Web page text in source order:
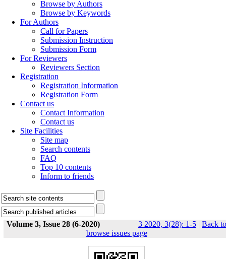
Browse by Authors
Browse by Keywords
For Authors
Call for Papers
Submission Instruction
Submission Form
For Reviewers
Reviewers Section
Registration
Registration Information
Registration Form
Contact us
Contact Information
Contact us
Site Facilities
Site map
Search contents
FAQ
Top 10 contents
Inform to friends
Volume 3, Issue 28 (6-2020) 3 2020, 3(28): 1-5 | Back to
browse issues page